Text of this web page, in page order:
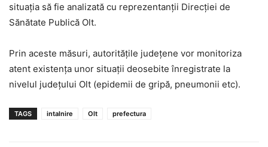
situația să fie analizată cu reprezentanții Direcției de
Sănătate Publică Olt.
Prin aceste măsuri, autoritățile județene vor monitoriza
atent existența unor situații deosebite înregistrate la
nivelul județului Olt (epidemii de gripă, pneumonii etc).
TAGS intalnire Olt prefectura